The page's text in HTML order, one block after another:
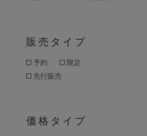
販売タイプ
予約
限定
先行販売
価格タイプ